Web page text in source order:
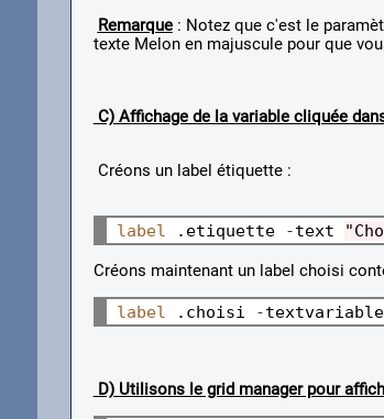
Remarque: Notez que c'est le
texte Melon en majuscule pour que
C) Affichage de la variable cliquée
Créons un label étiquette :
label .etiquette -text
Créons maintenant un label choisi
label .choisi -
D) Utilisons le grid manager pour